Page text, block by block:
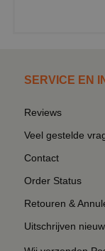
SERVICE EN
Reviews
Veel gestelde
Contact
Order Status
Retouren &
Uitschrijven